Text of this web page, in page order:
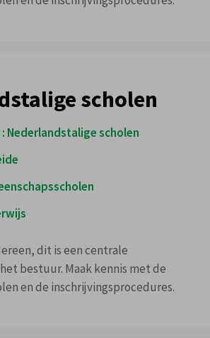
scholen
Nederlandstalige scholen
dit is een centrale
bestuur. Maak kennis met de
en de inschrijvingsprocedures.